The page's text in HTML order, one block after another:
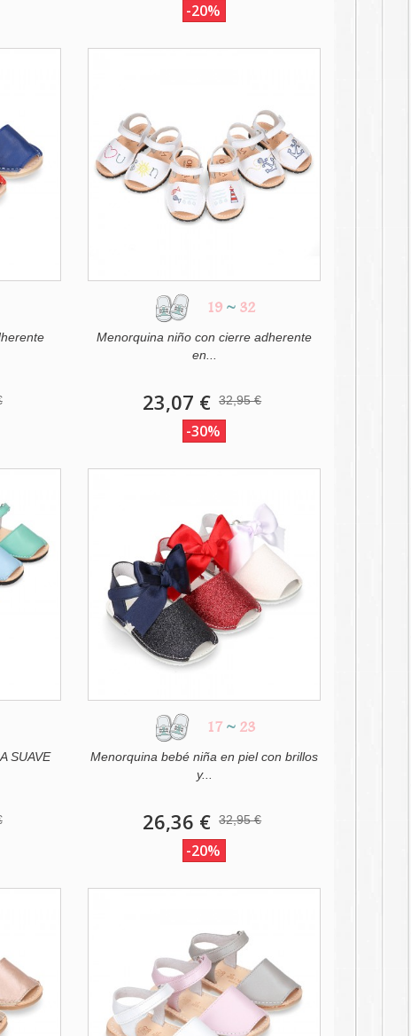
-20%
19 ~32
Menorquina niño con cierre adherente
en...
23,07 € 32,95 €
-30%
SUAVE
17 ~23
Menorquina bebé niña en piel con brillos
y...
26,36 € 32,95 €
-20%